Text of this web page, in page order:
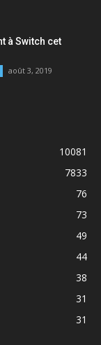
à Switch cet
août 3, 2019
10081
7833
76
73
49
44
38
31
31